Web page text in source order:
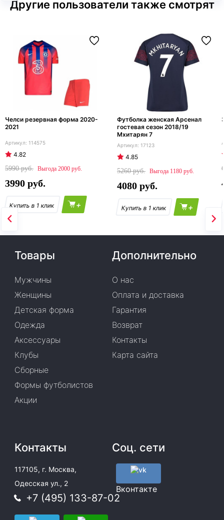
Другие пользователи также смотрят
Челси резервная форма 2020-
2021
114575
4.82
5990
2000
3990
+
Футболка женская Арсенал
гостевая сезон 2018/19
Мхитарян 7
17123
4.85
5260
1180
4080
+
Товары
Мужчины
Женщины
Детская форма
Одежда
Аксессуары
Клубы
Сборные
Формы футболистов
Акции
Дополнительно
О нас
Оплата и доставка
Гарантия
Возврат
Контакты
Карта сайта
Контакты
117105, г. Москва,
Одесская ул., 2
+7 (495) 133-87-02
Соц. сети
Вконтакте